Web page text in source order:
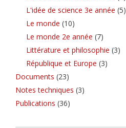
L'idée de science 3e année (5)
Le monde (10)
Le monde 2e année (7)
Littérature et philosophie (3)
République et Europe (3)
Documents (23)
Notes techniques (3)
Publications (36)